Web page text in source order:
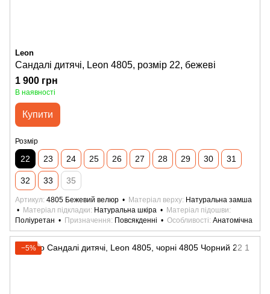
Leon
Сандалі дитячі, Leon 4805, розмір 22, бежеві
1 900 грн
В наявності
Купити
Розмір
22 23 24 25 26 27 28 29 30 31
32 33 35
Артикул 4805 Бежевий велюр Матеріал верху Натуральна замша
Матеріал підкладки
Натуральна шкіра
Матеріал підошви
Поліуретан
Призначення Повсякденні Особливості Анатомічна
−5%